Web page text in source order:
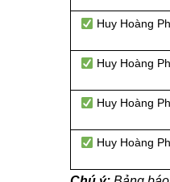
Huy Hoàng
Huy Hoàng
Huy Hoàng
Huy Hoàng